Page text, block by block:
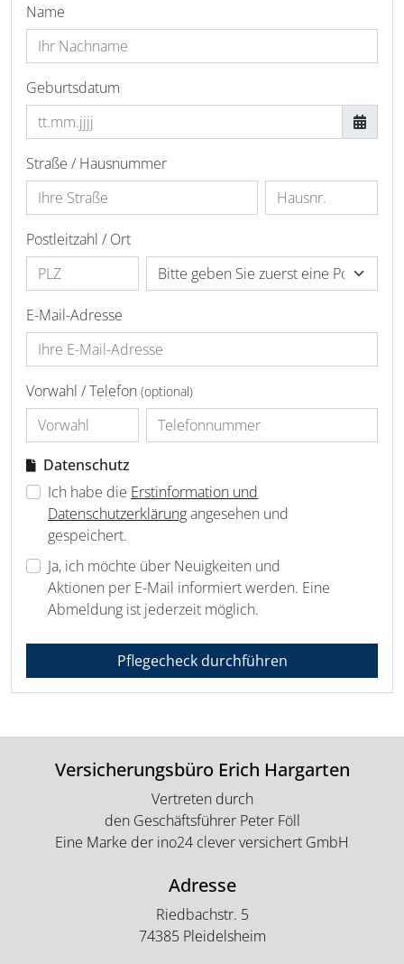
Name
Geburtsdatum
Straße / Hausnummer
Postleitzahl / Ort
E-Mail-Adresse
Vorwahl / Telefon (optional)
Datenschutz
Ich habe die Erstinformation und
Datenschutzerklärungangesehen und
gespeichert.
Ja, ich möchte über Neuigkeiten und
Aktionen per E-Mail informiert werden. Eine
Abmeldung ist jederzeit möglich.
Pflegecheck durchführen
Versicherungsbüro Erich Hargarten
Vertreten durch
den Geschäftsführer Peter Föll
Eine Marke der ino24 clever versichert GmbH
Adresse
Riedbachstr. 5
74385 Pleidelsheim